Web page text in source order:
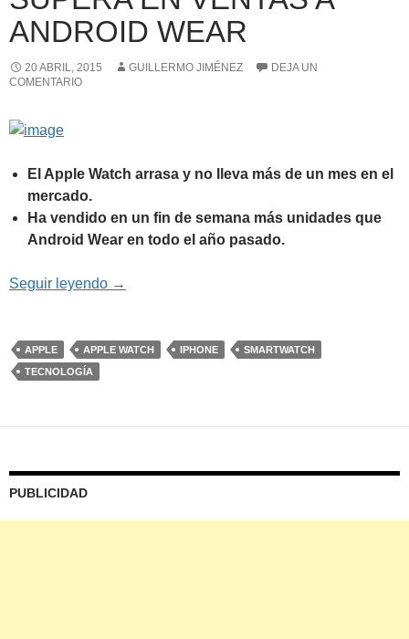
ANDROID WEAR
20 ABRIL, 2015 GUILLERMO JIMÉNEZ
DEJA UN
COMENTARIO
El Apple Watch arrasa y no lleva más de un mes en el
mercado.
Ha vendido en un fin de semana más unidades que
Android Wear en todo el año pasado.
Seguir leyendo El Apple Watch ya supera en ventas a
→
APPLE APPLE WATCH IPHONE
SMARTWATCH
TECNOLOGÍA
PUBLICIDAD